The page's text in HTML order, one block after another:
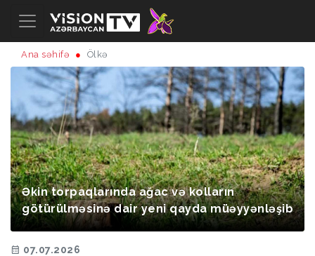
Ana səhifə Ölkə
Əkin torpaqlarında ağac və kolların
götürülməsinə dair yeni qayda müəyyənləşib
07.07.2026